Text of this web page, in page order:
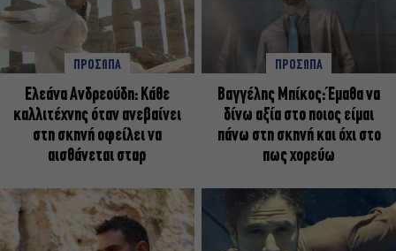
ΠΡΟΣΩΠΑ
Ελεάνα Ανδρεούδη: Κάθε
καλλιτέχνης όταν ανεβαίνει
στη σκηνή οφείλει να
αισθάνεται σταρ
ΠΡΟΣΩΠΑ
Βαγγέλης Μπίκος: Έμαθα να
δίνω αξία στο ποιος είμαι
πάνω στη σκηνή και όχι στο
πως χορεύω